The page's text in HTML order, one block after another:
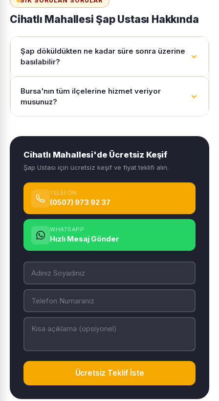
Cihatlı Mahallesi Şap Ustası Hakkında
Şap döküldükten ne kadar süre sonra üzerine
basılabilir?
Bursa'nın tüm ilçelerine hizmet veriyor
musunuz?
Cihatlı Mahallesi'de Ücretsiz Keşif
Şap Ustası için ücretsiz keşif ve fiyat teklifi alın.
TELEFON
(0507) 973 92 37
WHATSAPP
Hızlı Mesaj Gönder
Ücretsiz Teklif İste